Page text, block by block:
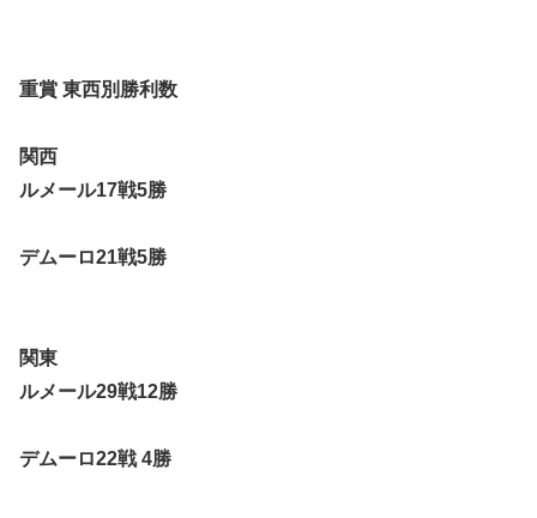
重賞 東西別勝利数
関西
ルメール17戦5勝
デムーロ21戦5勝
関東
ルメール29戦12勝
デムーロ22戦 4勝